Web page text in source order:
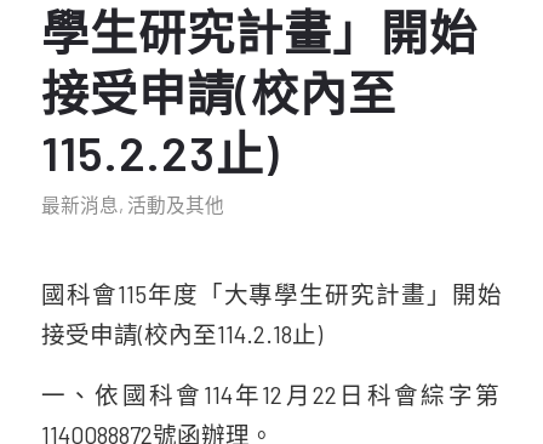
學生研究計畫」開始
接受申請(校內至
115.2.23止)
最新消息, 活動及其他
國科會115年度「大專學生研究計畫」開始
接受申請(校內至114.2.18止)
一、依國科會114年12月22日科會綜字第
1140088872號函辦理。